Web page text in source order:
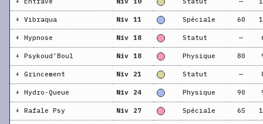
+ Vibraqua Niv 11 Spéciale 60
+ Hypnose Niv 18 Statut —
+ Psykoud’Boul Niv 18 Physique 80
+ Grincement Niv 21 Statut —
+ Hydro-Queue Niv 24 Physique 90
+ Rafale Psy Niv 27 Spéciale 65